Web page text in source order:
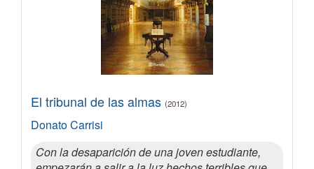
El tribunal de las almas (2012)
Donato Carrisi
Con la desaparición de una joven estudiante,